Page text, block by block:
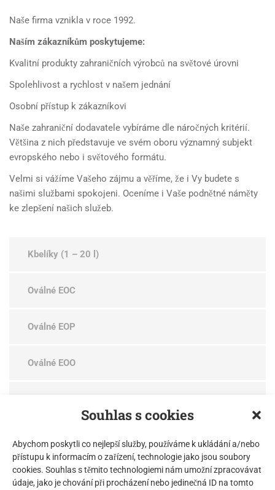
Souhlas s cookies
Abychom poskytli co nejlepší služby, používáme k ukládání a/nebo
přístupu k informacím o zařízení, technologie jako jsou soubory
cookies. Souhlas s těmito technologiemi nám umožní zpracovávat
údaje, jako je chování při procházení nebo jedinečná ID na tomto
Naše firma vznikla v roce 1992.
Naším zákazníkům poskytujeme:
Kvalitní produkty zahraničních výrobců na světové úrovni
Spolehlivost a rychlost v našem jednání
Osobní přístup k zákazníkovi
Naše zahraniční dodavatele vybíráme dle náročných kritérií.
Většina z nich představuje ve svém oboru významný subjekt
evropského nebo i světového formátu.
Velmi si vážíme Vašeho zájmu a věříme, že i Vy budete s
našimi službami spokojeni. Oceníme i Vaše podnětné náměty
ke zlepšení našich služeb.
Kbelíky (1 – 20 l)
Oválné EOC
Oválné EOP
Oválné EOO
Čtyřhranné EVE čtvercové